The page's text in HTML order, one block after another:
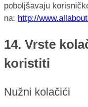
poboljšavaju
na: http://
14. Vrste
koristiti
Nužni kolačići